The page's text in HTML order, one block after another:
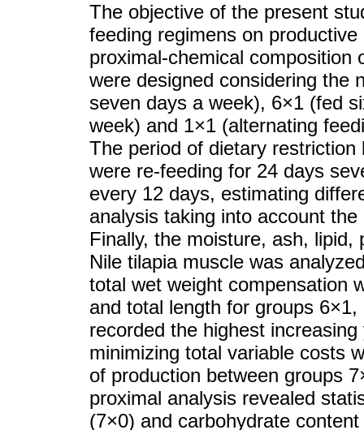
The objective of the present
feeding regimens on
proximal-chemical composition
were designed considering the
seven days a week), 6×1 (fed
week) and 1×1 (alternating
The period of dietary
were re-feeding for 24 days
every 12 days, estimating
analysis taking into account
Finally, the moisture, ash,
Nile tilapia muscle was
total wet weight compensation
and total length for groups
recorded the highest
minimizing total variable costs
of production between groups
proximal analysis revealed
(7×0) and carbohydrate